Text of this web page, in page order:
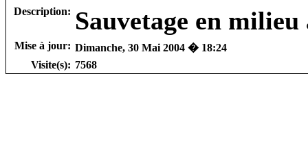
Description: Sauvetage en
Mise à jour: Dimanche, 30 Mai 2004 � 18:24
Visite(s): 7568